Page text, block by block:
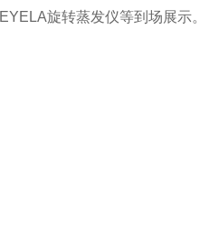
EYELA旋转蒸发仪等到场展示。